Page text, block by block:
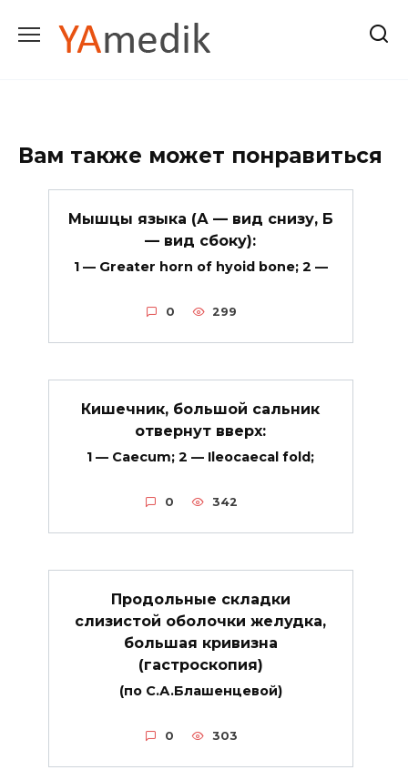
содержанию
Вам также может понравиться
Мышцы языка (А — вид снизу, Б
— вид сбоку):
1 — Greater horn of hyoid bone; 2 —
0 299
Кишечник, большой сальник
отвернут вверх:
1 — Caecum; 2 — Ileocaecal fold;
0 342
Продольные складки
слизистой оболочки желудка,
большая кривизна
(гастроскопия)
(по С.А.Блашенцевой)
0 303